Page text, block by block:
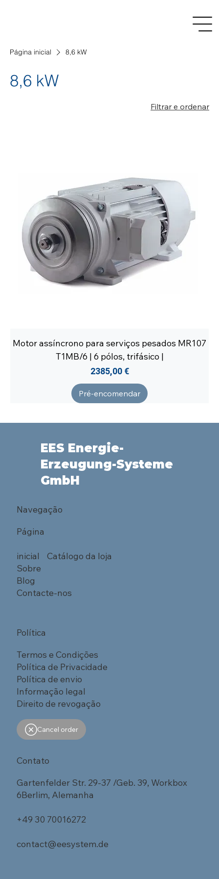
Página inicial 8,6 kW
8,6 kW
Filtrar e ordenar
Motor assíncrono para serviços pesados MR107
T1MB/6 | 6 pólos, trifásico |
Preço
2385,00 €
Pré-encomendar
EES Energie-
Erzeugung-Systeme
GmbH
Navegação
Página
inicial Catálogo da loja
Sobre
Blog
Contacte-nos
Política
Termos e Condições
Política de Privacidade
Política de envio
Informação legal
Direito de revogação
Cancel order
Contato
Gartenfelder Str. 29-37 /Geb. 39, Workbox
6Berlim, Alemanha
+49 30 70016272
contact@eesystem.de